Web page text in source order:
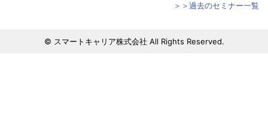
＞＞過去のセミナー一覧
© スマートキャリア株式会社 All Rights Reserved.